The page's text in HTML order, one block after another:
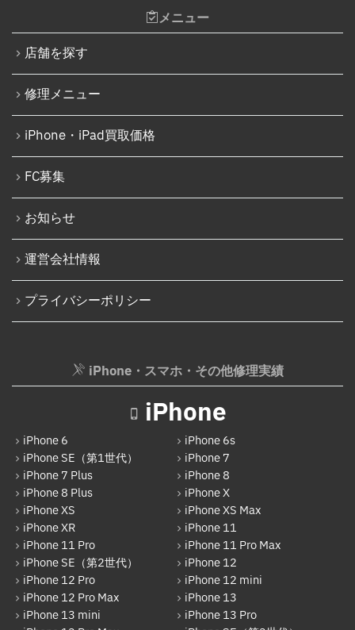
Nintendo Switch SDカードスロット修理
Nintendo Switch基板破損修理（軽度）
Nintendo Switch基板破損修理（重度）
iPod修理実績
iPodバッテリー交換
パソコン修理実績
パソコン液晶パネル交換修理
パソコンバッテリー交換
パソコンその他部品修理
AppleWatchフロントパネル交換修理
iPhone 15
iPhone 15 Pro
iPhone 16
iPhone 16 Plus
iPhone 16 Pro
iPhone 16 Pro Max
iPhone 16e
iPhone 17
Google Pixel
Xperia
Galaxy
OPPO
HUAWEI
arrows
Xiaomi
Motolora
その他Android
メニュー
店舗を探す
修理メニュー
iPhone・iPad買取価格
FC募集
お知らせ
運営会社情報
プライバシーポリシー
iPhone・スマホ・その他修理実績
iPhone
iPhone 6
iPhone 6s
iPhone SE（第1世代）
iPhone 7
iPhone 7 Plus
iPhone 8
iPhone 8 Plus
iPhone X
iPhone XS
iPhone XS Max
iPhone XR
iPhone 11
iPhone 11 Pro
iPhone 11 Pro Max
iPhone SE（第2世代）
iPhone 12
iPhone 12 Pro
iPhone 12 mini
iPhone 12 Pro Max
iPhone 13
iPhone 13 mini
iPhone 13 Pro